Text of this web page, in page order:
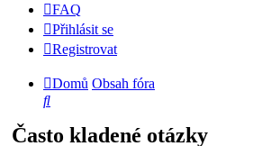
FAQ
Přihlásit se
Registrovat
Domů Obsah fóra
Hledat
Často kladené otázky